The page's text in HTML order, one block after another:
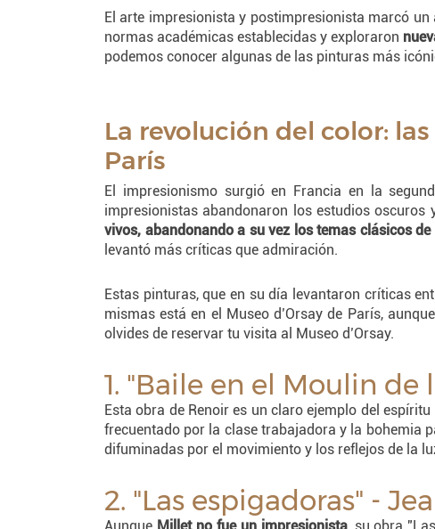
El arte impresionista y postimpresionista marcó
normas académicas establecidas y exploraron
podemos conocer algunas de las pinturas más
La revolución del color:
París
El impresionismo surgió en Francia en la
impresionistas abandonaron los estudios
vivos, abandonando a su vez los temas clásicos
levantó más críticas que admiración.
Estas pinturas, que en su día levantaron críticas
mismas está en el Museo d’Orsay de París,
olvides de reservar tu visita al Museo d’Orsay.
1. "Baile en el Moulin
Esta obra de Renoir es un claro ejemplo del
frecuentado por la clase trabajadora y la bohemia
difuminadas por el movimiento y los reflejos de la
2. "Las espigadoras" -